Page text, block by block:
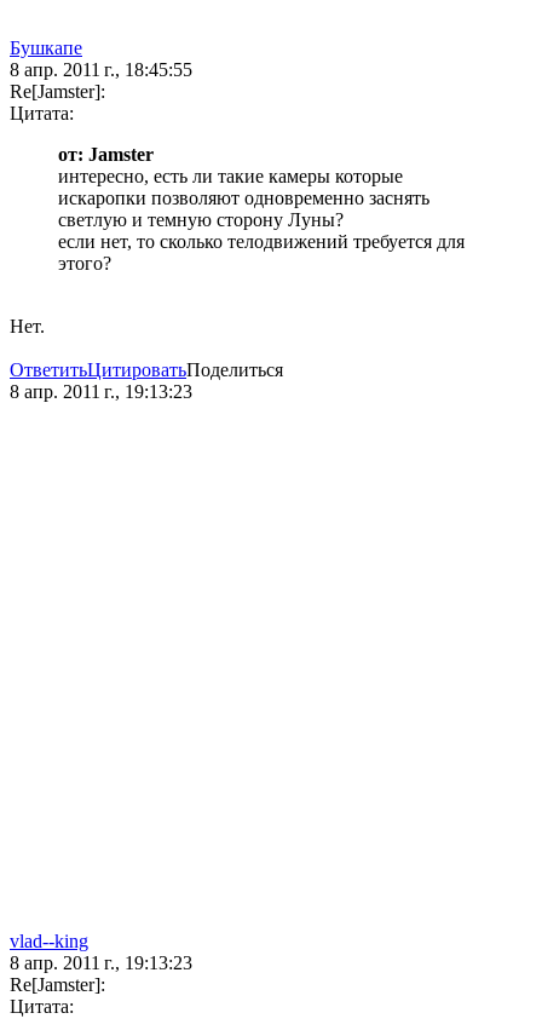
Бушкапе
8 апр. 2011 г., 18:45:55
Re[Jamster]:
Цитата:
от: Jamster
интересно, есть ли такие камеры которые
искаропки позволяют одновременно заснять
светлую и темную сторону Луны?
если нет, то сколько телодвижений требуется для
этого?
Нет.
ОтветитьЦитироватьПоделиться
8 апр. 2011 г., 19:13:23
vlad--king
8 апр. 2011 г., 19:13:23
Re[Jamster]:
Цитата: